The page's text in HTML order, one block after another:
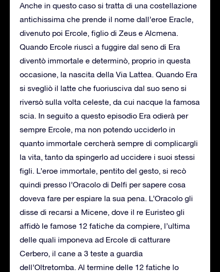
Anche in questo caso si tratta di una costellazione
antichissima che prende il nome dall’eroe Eracle,
divenuto poi Ercole, figlio di Zeus e Alcmena.
Quando Ercole riuscì a fuggire dal seno di Era
diventò immortale e determinò, proprio in questa
occasione, la nascita della Via Lattea. Quando Era
si svegliò il latte che fuoriusciva dal suo seno si
riversò sulla volta celeste, da cui nacque la famosa
scia. In seguito a questo episodio Era odierà per
sempre Ercole, ma non potendo ucciderlo in
quanto immortale cercherà sempre di complicargli
la vita, tanto da spingerlo ad uccidere i suoi stessi
figli. L’eroe immortale, pentito del gesto, si recò
quindi presso l’Oracolo di Delfi per sapere cosa
doveva fare per espiare la sua pena. L’Oracolo gli
disse di recarsi a Micene, dove il re Euristeo gli
affidò le famose 12 fatiche da compiere, l’ultima
delle quali imponeva ad Ercole di catturare
Cerbero, il cane a 3 teste a guardia
dell’Oltretomba. Al termine delle 12 fatiche lo